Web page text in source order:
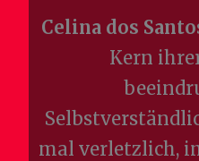
Celina dos Santo
Kern
mal verletzlich,